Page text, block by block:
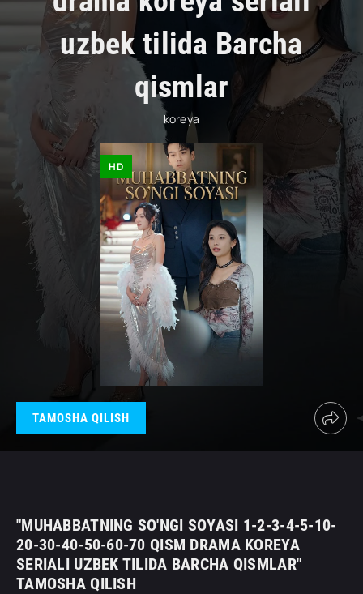
uzbek tilida Barcha
qismlar
koreya
HD
TAMOSHA QILISH
"MUHABBATNING SO'NGI SOYASI 1-2-3-4-5-10-
20-30-40-50-60-70 QISM DRAMA KOREYA
SERIALI UZBEK TILIDA BARCHA QISMLAR"
TAMOSHA QILISH